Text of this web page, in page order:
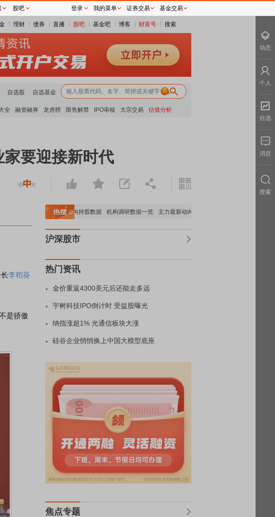
理财 债券 直播 股吧 基金吧 博客 财富号 搜索
自选股 自选基金 0
全 融资融券 龙虎榜 限售解禁 IPO审核 大宗交易 估值分析
要迎接新时代
李稻葵
是骄傲
重要机构持股数据 机构调研数据一览 主力最新动向 上市公司限售股解禁一览
沪深股市
热门资讯
金价重返4300美元后还能走多远
宇树科技IPO倒计时 受益股曝光
纳指涨超1% 光通信板块大涨
硅谷企业悄悄换上中国大模型底座
焦点专题
股吧 登录 我的菜单 证券交易 基金交易
动态
个人
自选
消息
搜索